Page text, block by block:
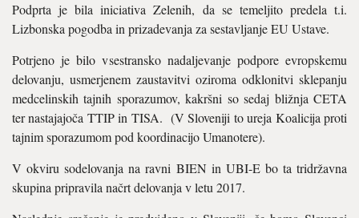
Podprta je bila iniciativa Zelenih, da se temeljito predela t.i.
Lizbonska pogodba in prizadevanja za sestavljanje EU Ustave.
Potrjeno je bilo vsestransko nadaljevanje podpore evropskemu
delovanju, usmerjenem zaustavitvi oziroma odklonitvi sklepanju
medcelinskih tajnih sporazumov, kakršni so sedaj bližnja CETA
ter nastajajoča TTIP in TISA. (V Sloveniji to ureja Koalicija proti
tajnim sporazumom pod koordinacijo Umanotere).
V okviru sodelovanja na ravni BIEN in UBI-E bo ta tridržavna
skupina pripravila načrt delovanja v letu 2017.